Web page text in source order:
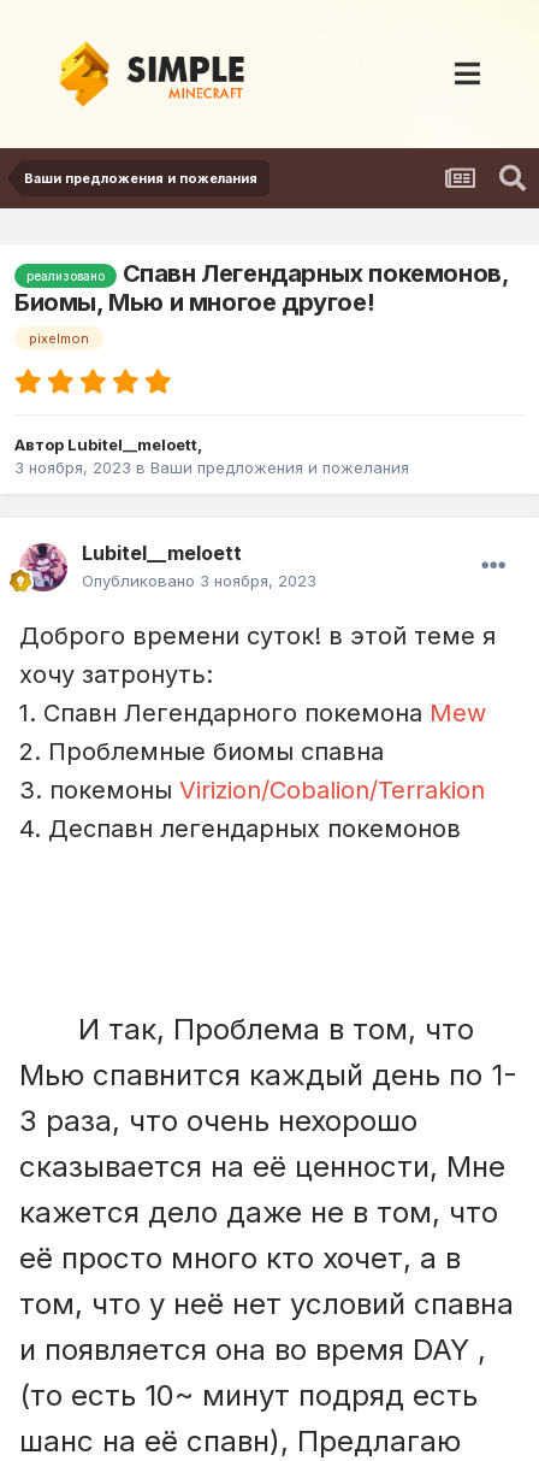
Ваши предложения и пожелания
реализовано
Спавн Легендарных покемонов,
Биомы, Мью и многое другое!
pixelmon
Автор Lubitel__meloett,
3 ноября, 2023 в Ваши предложения и пожелания
Lubitel__meloett
Опубликовано 3 ноября, 2023
Доброго времени суток! в этой теме я
хочу затронуть:
1. Спавн Легендарного покемона Mew
2. Проблемные биомы спавна
3. покемоны Virizion/Cobalion/Terrakion
4. Деспавн легендарных покемонов
И так, Проблема в том, что
Мью спавнится каждый день по 1-
3 раза, что очень нехорошо
сказывается на её ценности, Мне
кажется дело даже не в том, что
её просто много кто хочет, а в
том, что у неё нет условий спавна
и появляется она во время DAY ,
(то есть 10~ минут подряд есть
шанс на её спавн), Предлагаю